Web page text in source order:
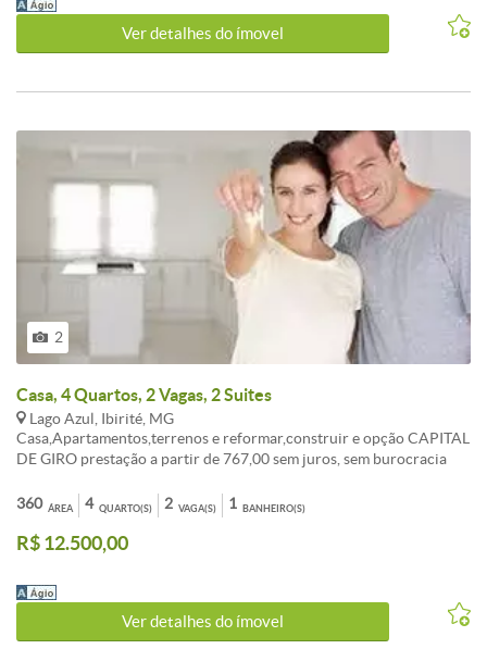
Ver detalhes do ímovel
2
Casa, 4 Quartos, 2 Vagas, 2 Suites
Lago Azul, Ibirité, MG
Casa,Apartamentos,terrenos e reformar,construir e opção CAPITAL
DE GIRO prestação a partir de 767,00 sem juros, sem burocracia
compra. ATENDIMENTO EM TODO BRASIL. , AUTORIZADO PELO
BANCO CENTRAL. fotos ilustrativo, não contemplado,
OPORTUNIDADE!!! LIGUE AGORA TR:( 31 ) 3495-5224 Celular:
n: 2055 BH-MG
ÁREA
360 QUARTO(S)
4 VAGA(S)
2 BANHEIRO(S)
1
R$ 12.500,00
Ver detalhes do ímovel